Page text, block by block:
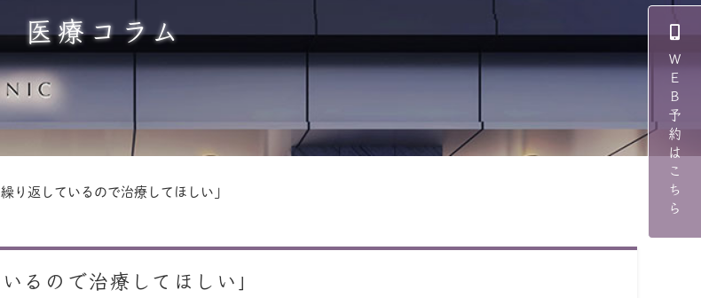
ＷＥＢ予約はこちら
医療コラム
り返しているので治療してほしい」
るので治療してほしい」